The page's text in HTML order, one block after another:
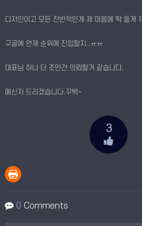
디자인이고 모든 전반적인게 제 마음에 딱 들게
구글에 언제 순위에 진입할지..ㅠㅠ
대표님 하나 더 조만간 의뢰할거 같습니다.
메신저 드리겠습니다.꾸벅~
3
0 Comments